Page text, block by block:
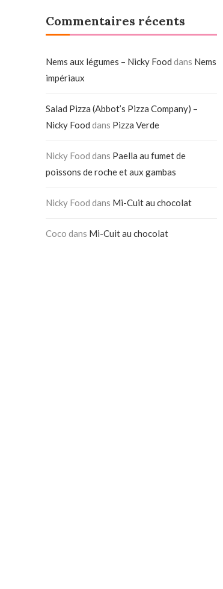
Commentaires récents
Nems aux légumes – Nicky Food dans Nems
impériaux
Salad Pizza (Abbot’s Pizza Company) –
Nicky Food dans Pizza Verde
Nicky Food dans Paella au fumet de
poissons de roche et aux gambas
Nicky Food dans Mi-Cuit au chocolat
Coco dans Mi-Cuit au chocolat